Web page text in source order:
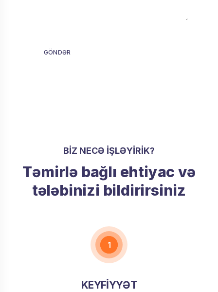
GÖNDƏR
BIZ NECƏ IŞLƏYIRIK?
Təmirlə bağlı ehtiyac və
tələbinizi bildirirsiniz
1
KEYFİYYƏT